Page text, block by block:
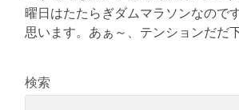
曜日はたたらぎダムマラソンなので
思います。あぁ～、テンションだだ
検索